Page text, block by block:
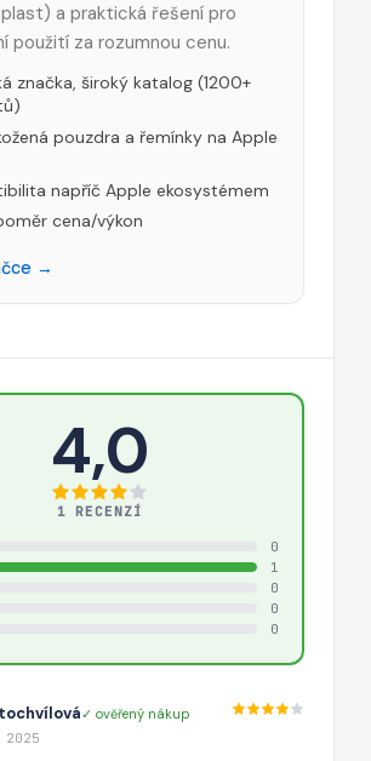
a praktická řešení pro
použití za rozumnou cenu.
značka, široký katalog (1200+
pouzdra a řemínky na Apple
napříč Apple ekosystémem
cena/výkon
→
4,0
1 RECENZÍ
0
1
0
0
0
✓ ověřený nákup